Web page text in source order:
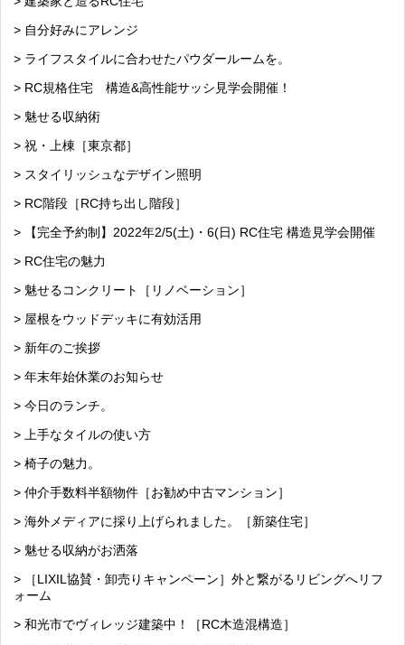
> 自分好みにアレンジ
> ライフスタイルに合わせたパウダールームを。
> RC規格住宅 構造&高性能サッシ見学会開催！
> 魅せる収納術
> 祝・上棟［東京都］
> スタイリッシュなデザイン照明
> RC階段［RC持ち出し階段］
> 【完全予約制】2022年2/5(土)・6(日) RC住宅 構造見学会開催
> RC住宅の魅力
> 魅せるコンクリート［リノベーション］
> 屋根をウッドデッキに有効活用
> 新年のご挨拶
> 年末年始休業のお知らせ
> 今日のランチ。
> 上手なタイルの使い方
> 椅子の魅力。
> 仲介手数料半額物件［お勧め中古マンション］
> 海外メディアに採り上げられました。［新築住宅］
> 魅せる収納がお洒落
> ［LIXIL協賛・卸売りキャンペーン］外と繋がるリビングへリフ
ォーム
> 和光市でヴィレッジ建築中！［RC木造混構造］